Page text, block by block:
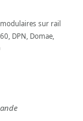
sur rail
DPN, Domae,